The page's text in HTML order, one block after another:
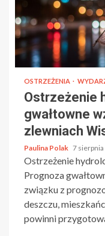
OSTRZEŻENIA
Ostrzeżenie
gwałtowne
zlewniach
Paulina Polak 7
Ostrzeżenie
Prognoza
związku z
deszczu,
powinni